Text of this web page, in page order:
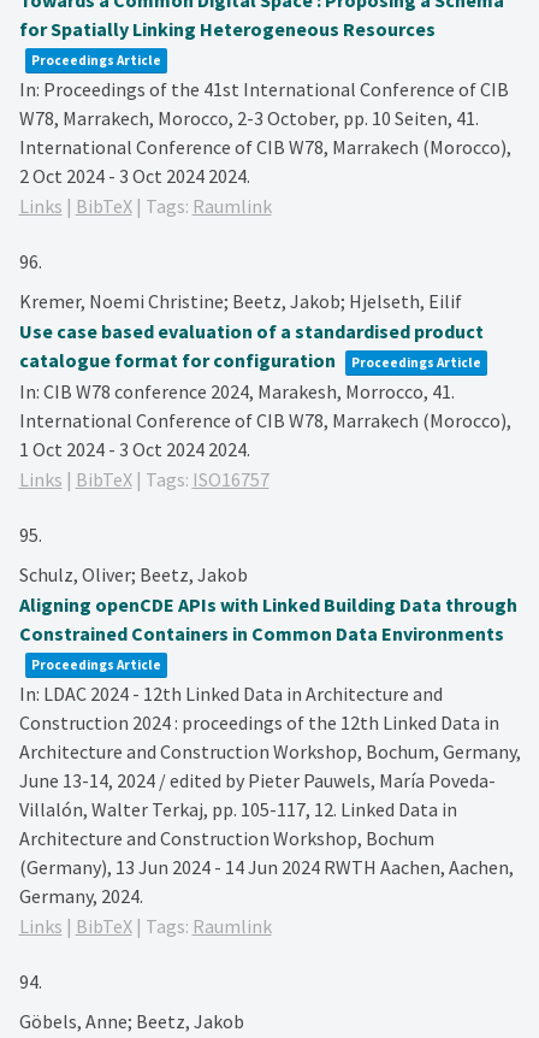
for Spatially Linking Heterogeneous Resources
Proceedings Article
In: Proceedings of the 41st International Conference of CIB
W78, Marrakech, Morocco, 2-3 October, pp. 10 Seiten, 41.
International Conference of CIB W78, Marrakech (Morocco),
2 Oct 2024 - 3 Oct 2024 2024.
Links | BibTeX| Tags: Raumlink
96.
Kremer, Noemi Christine; Beetz, Jakob; Hjelseth, Eilif
Use case based evaluation of a standardised product
catalogue format for configuration
Proceedings Article
In: CIB W78 conference 2024, Marakesh, Morrocco, 41.
International Conference of CIB W78, Marrakech (Morocco),
1 Oct 2024 - 3 Oct 2024 2024.
Links | BibTeX| Tags: ISO16757
95.
Schulz, Oliver; Beetz, Jakob
Aligning openCDE APIs with Linked Building Data through
Constrained Containers in Common Data Environments
Proceedings Article
In: LDAC 2024 - 12th Linked Data in Architecture and
Construction 2024 : proceedings of the 12th Linked Data in
Architecture and Construction Workshop, Bochum, Germany,
June 13-14, 2024 / edited by Pieter Pauwels, María Poveda-
Villalón, Walter Terkaj, pp. 105-117, 12. Linked Data in
Architecture and Construction Workshop, Bochum
(Germany), 13 Jun 2024 - 14 Jun 2024 RWTH Aachen, Aachen,
Germany, 2024.
Links | BibTeX| Tags: Raumlink
94.
Göbels, Anne; Beetz, Jakob